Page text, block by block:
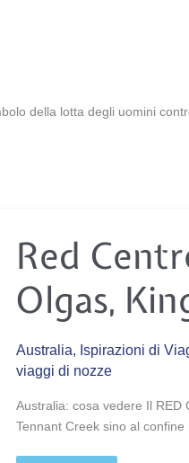
della lotta degli uomini
Red
Olgas,
Australia, Ispirazioni di
viaggi di nozze
Australia: cosa vedere Il RED
Tennant Creek sino al
Red
Centre:
Ayers
Olgas,
Kings
Canyon